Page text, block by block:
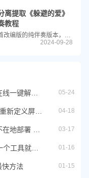
离提取《躲避的爱》
教程
2024-09-28
05-24
04-18
03-17
01-16
方法 01-15